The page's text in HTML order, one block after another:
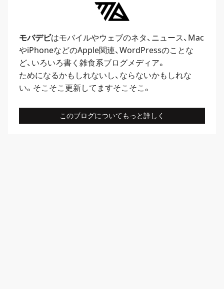
モバデビはモバイルやウェブのネタ、 ニュース、 Mac
やiPhoneなどのApple関連、WordPressのことな
ど、いろいろ書く雑食系ブログメディア。
ためになるかもしれないし、ならないかもしれな
い。そこそこ更新してますそこそこ。
このブログについてもっと詳しく